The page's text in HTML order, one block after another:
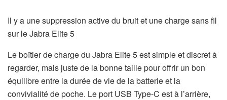
Il y a une suppression active du bruit et une charge sans fil
sur le Jabra Elite 5
Le boîtier de charge du Jabra Elite 5 est simple et discret à
regarder, mais juste de la bonne taille pour offrir un bon
équilibre entre la durée de vie de la batterie et la
convivialité de poche. Le port USB Type-C est à l’arrière,